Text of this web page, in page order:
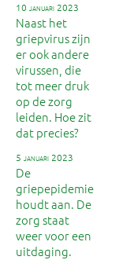
10 januari 2023
Naast het
griepvirus zijn
er ook andere
virussen, die
tot meer druk
op de zorg
leiden. Hoe zit
dat precies?
5 januari 2023
De
griepepidemie
houdt aan. De
zorg staat
weer voor een
uitdaging.